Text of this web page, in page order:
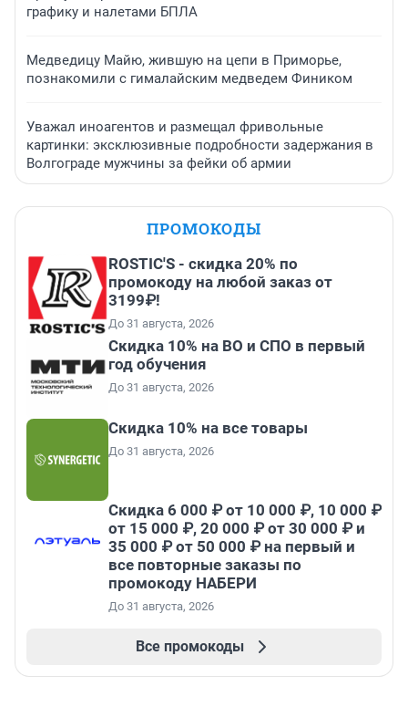
графику и налетами БПЛА
Медведицу Майю, жившую на цепи в Приморье,
познакомили с гималайским медведем Фиником
Уважал иноагентов и размещал фривольные
картинки: эксклюзивные подробности задержания в
Волгограде мужчины за фейки об армии
ПРОМОКОДЫ
ROSTIC'S - скидка 20% по
промокоду на любой заказ от
3199₽!
До 31 августа, 2026
Скидка 10% на ВО и СПО в первый
год обучения
До 31 августа, 2026
Скидка 10% на все товары
До 31 августа, 2026
Скидка 6 000 ₽ от 10 000 ₽, 10 000 ₽
от 15 000 ₽, 20 000 ₽ от 30 000 ₽ и
35 000 ₽ от 50 000 ₽ на первый и
все повторные заказы по
промокоду НАБЕРИ
До 31 августа, 2026
Все промокоды